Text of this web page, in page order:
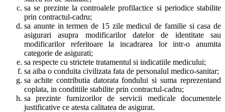
sa se prezinte la controalele profilactice si periodice stabilite
prin contractul-cadru;
sa anunte in termen de 15 zile medicul de familie si casa de
asigurari asupra modificarilor datelor de identitate sau
modificarilor referitoare la incadrarea lor intr-o anumita
categorie de asigurati;
sa respecte cu strictete tratamentul si indicatiile medicului;
sa aiba o conduita civilizata fata de personalul medico-sanitar;
sa achite contributia datorata fondului si suma reprezentand
coplata, in conditiile stabilite prin contractul-cadru;
sa prezinte furnizorilor de servicii medicale documentele
justificative ce atesta calitatea de asigurat.